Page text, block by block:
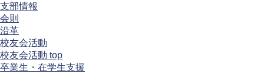
支部情報
会則
沿革
校友会活動
校友会活動 top
卒業生・在学生支援